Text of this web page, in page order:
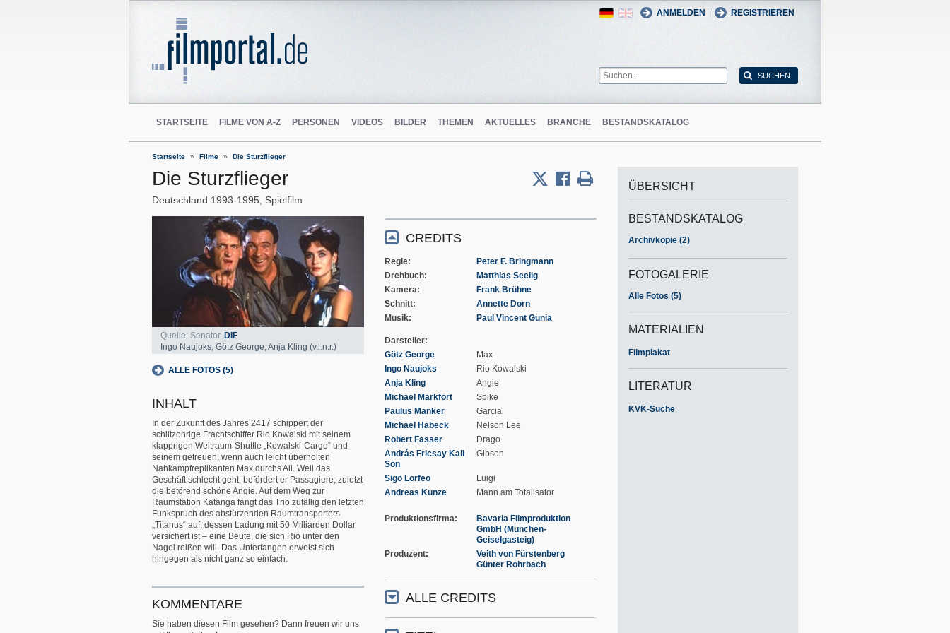
ANMELDEN REGISTRIEREN
English
German
STARTSEITE FILME VON A-Z PERSONEN VIDEOS BILDER THEMEN AKTUELLES BRANCHE BESTANDSKATALOG
Startseite Filme Die Sturzflieger
Die Sturzflieger
Deutschland 1993-1995 Spielfilm
Quelle: Senator, DIF
Ingo Naujoks, Götz George, Anja Kling (v.l.n.r.)
ALLE FOTOS (5)
INHALT
In der Zukunft des Jahres 2417 schippert der
schlitzohrige Frachtschiffer Rio Kowalski mit seinem
klapprigen Weltraum-Shuttle „Kowalski-Cargo“ und
seinem getreuen, wenn auch leicht überholten
Nahkampfreplikanten Max durchs All. Weil das
Geschäft schlecht geht, befördert er Passagiere, zuletzt
die betörend schöne Angie. Auf dem Weg zur
Raumstation Katanga fängt das Trio zufällig den letzten
Funkspruch des abstürzenden Raumtransporters
„Titanus“ auf, dessen Ladung mit 50 Milliarden Dollar
versichert ist – eine Beute, die sich Rio unter den
Nagel reißen will. Das Unterfangen erweist sich
hingegen als nicht ganz so einfach.
KOMMENTARE
Sie haben diesen Film gesehen? Dann freuen wir uns
CREDITS
Regie
Peter F. Bringmann
Drehbuch
Matthias Seelig
Kamera
Frank Brühne
Schnitt
Annette Dorn
Musik
Paul Vincent Gunia
Darsteller
Götz George
Max
Ingo Naujoks
Rio Kowalski
Anja Kling
Angie
Michael Markfort
Spike
Paulus Manker
Garcia
Michael Habeck
Nelson Lee
Robert Fasser
Drago
András Fricsay Kali
Son
Gibson
Sigo Lorfeo
Luigi
Andreas Kunze
Mann am Totalisator
Produktionsfirma
Bavaria Filmproduktion
GmbH (München-
Geiselgasteig)
Produzent
Veith von Fürstenberg
Günter Rohrbach
ALLE CREDITS
ÜBERSICHT
BESTANDSKATALOG
Archivkopie (2)
FOTOGALERIE
Alle Fotos (5)
MATERIALIEN
Filmplakat
LITERATUR
KVK-Suche